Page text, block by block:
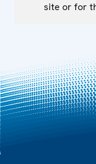
site or for